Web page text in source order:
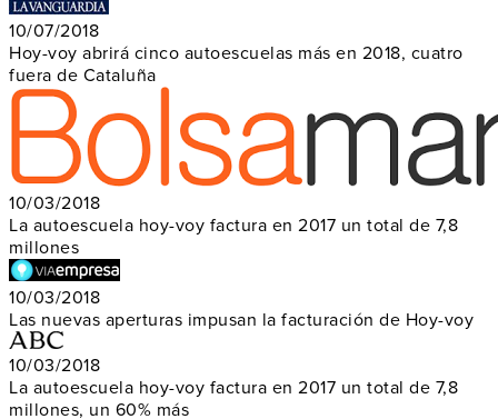
10/07/2018
Hoy-voy abrirá cinco autoescuelas más en 2018, cuatro
fuera de Cataluña
10/03/2018
La autoescuela hoy-voy factura en 2017 un total de 7,8
millones
10/03/2018
Las nuevas aperturas impusan la facturación de Hoy-voy
10/03/2018
La autoescuela hoy-voy factura en 2017 un total de 7,8
millones, un 60% más